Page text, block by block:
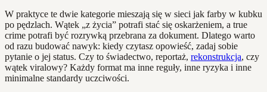
W praktyce te dwie kategorie mieszają się w sieci jak farby w kubku
po pędzlach. Wątek „z życia” potrafi stać się oskarżeniem, a true
crime potrafi być rozrywką przebrana za dokument. Dlatego warto
od razu budować nawyk: kiedy czytasz opowieść, zadaj sobie
pytanie o jej status. Czy to świadectwo, reportaż, rekonstrukcja, czy
wątek viralowy? Każdy format ma inne reguły, inne ryzyka i inne
minimalne standardy uczciwości.